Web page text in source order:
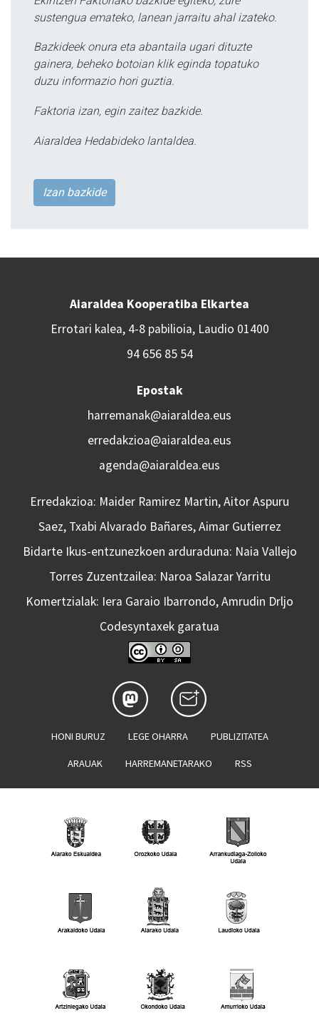
sustengua emateko, lanean jarraitu ahal izateko.
Bazkideek onura eta abantaila ugari dituzte
gainera, beheko botoian klik eginda topatuko
duzu informazio hori guztia.
Faktoria izan, egin zaitez bazkide.
Aiaraldea Hedabideko lantaldea.
Izan bazkide
Aiaraldea Kooperatiba Elkartea
Errotari kalea, 4-8 pabilioia, Laudio 01400
94 656 85 54
Epostak
harremanak@aiaraldea.eus
erredakzioa@aiaraldea.eus
agenda@aiaraldea.eus
Erredakzioa: Maider Ramirez Martin, Aitor Aspuru
Saez, Txabi Alvarado Bañares, Aimar Gutierrez
Bidarte Ikus-entzunezkoen arduraduna: Naia Vallejo
Torres Zuzentzailea: Naroa Salazar Yarritu
Komertzialak: Iera Garaio Ibarrondo, Amrudin Drljo
Codesyntaxek garatua
HONI BURUZ LEGE OHARRA PUBLIZITATEA
ARAUAK HARREMANETARAKO RSS